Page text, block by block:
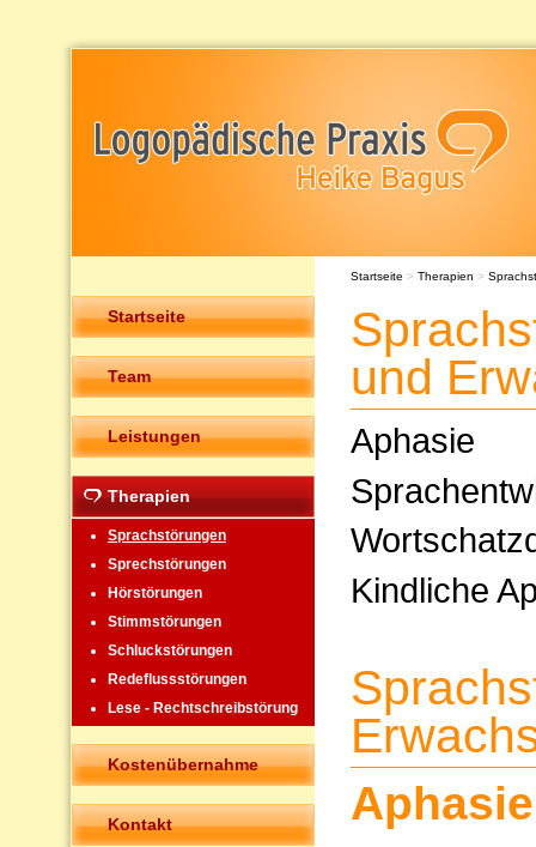
Startseite
Team
Leistungen
Therapien
Sprachstörungen
Sprechstörungen
Hörstörungen
Stimmstörungen
Schluckstörungen
Redeflussstörungen
Lese - Rechtschreibstörung
Kostenübernahme
Kontakt
Startseite > Therapien >
und
Aphasie
Kindliche
Aphasie